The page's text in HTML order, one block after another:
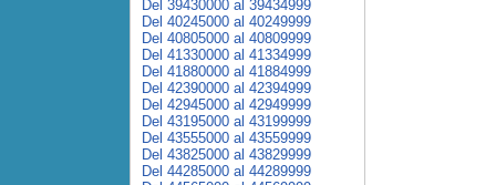
Del 39430000 al 39434999
Del 40245000 al 40249999
Del 40805000 al 40809999
Del 41330000 al 41334999
Del 41880000 al 41884999
Del 42390000 al 42394999
Del 42945000 al 42949999
Del 43195000 al 43199999
Del 43555000 al 43559999
Del 43825000 al 43829999
Del 44285000 al 44289999